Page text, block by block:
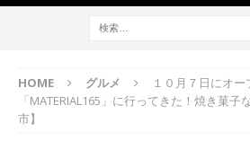
HOME グルメ
１０月７日にオー
「MATERIAL165」に行ってきた！焼き菓
市】